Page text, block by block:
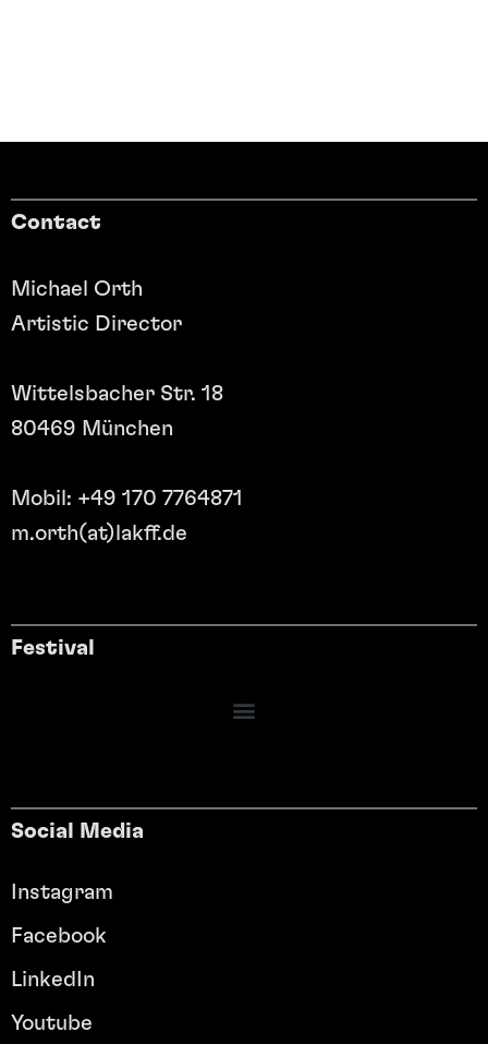
Contact
Michael Orth
Artistic Director
Wittelsbacher Str. 18
80469 München
Mobil: +49 170 7764871
m.orth(at)lakff.de
Festival
Social Media
Instagram
Facebook
LinkedIn
Youtube